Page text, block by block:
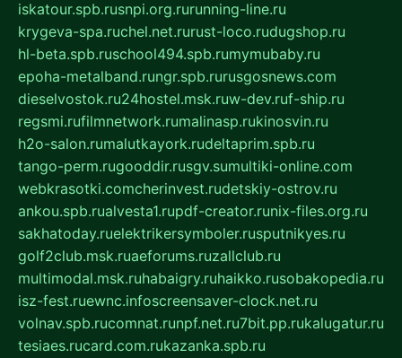
iskatour.spb.rusnpi.org.rurunning-line.ru
krygeva-spa.ruchel.net.rurust-loco.rudugshop.ru
hl-beta.spb.ruschool494.spb.rumymubaby.ru
epoha-metalband.rungr.spb.rurusgosnews.com
dieselvostok.ru24hostel.msk.ruw-dev.ruf-ship.ru
regsmi.rufilmnetwork.rumalinasp.rukinosvin.ru
h2o-salon.rumalutkayork.rudeltaprim.spb.ru
tango-perm.rugooddir.rusgv.sumultiki-online.com
webkrasotki.comcherinvest.rudetskiy-ostrov.ru
ankou.spb.rualvesta1.rupdf-creator.runix-files.org.ru
sakhatoday.ruelektrikersymboler.rusputnikyes.ru
golf2club.msk.ruaeforums.ruzallclub.ru
multimodal.msk.ruhabaigry.ruhaikko.rusobakopedia.ru
isz-fest.ruewnc.infoscreensaver-clock.net.ru
volnav.spb.rucomnat.runpf.net.ru7bit.pp.rukalugatur.ru
tesiaes.rucard.com.rukazanka.spb.ru